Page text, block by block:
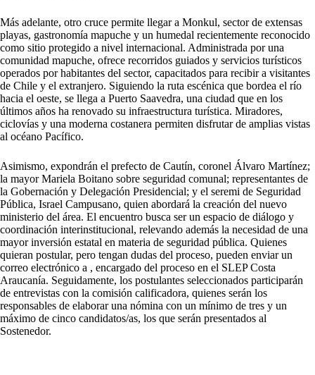
Más adelante, otro cruce permite llegar a Monkul, sector de extensas
playas, gastronomía mapuche y un humedal recientemente reconocido
como sitio protegido a nivel internacional. Administrada por una
comunidad mapuche, ofrece recorridos guiados y servicios turísticos
operados por habitantes del sector, capacitados para recibir a visitantes
de Chile y el extranjero. Siguiendo la ruta escénica que bordea el río
hacia el oeste, se llega a Puerto Saavedra, una ciudad que en los
últimos años ha renovado su infraestructura turística. Miradores,
ciclovías y una moderna costanera permiten disfrutar de amplias vistas
al océano Pacífico.
Asimismo, expondrán el prefecto de Cautín, coronel Álvaro Martínez;
la mayor Mariela Boitano sobre seguridad comunal; representantes de
la Gobernación y Delegación Presidencial; y el seremi de Seguridad
Pública, Israel Campusano, quien abordará la creación del nuevo
ministerio del área. El encuentro busca ser un espacio de diálogo y
coordinación interinstitucional, relevando además la necesidad de una
mayor inversión estatal en materia de seguridad pública. Quienes
quieran postular, pero tengan dudas del proceso, pueden enviar un
correo electrónico a , encargado del proceso en el SLEP Costa
Araucanía. Seguidamente, los postulantes seleccionados participarán
de entrevistas con la comisión calificadora, quienes serán los
responsables de elaborar una nómina con un mínimo de tres y un
máximo de cinco candidatos/as, los que serán presentados al
Sostenedor.